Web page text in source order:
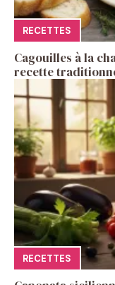
RECETTES
Cagouilles à la
recette
RECETTES